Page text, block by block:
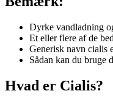
Dyrke vandladning
Et eller flere af de
Generisk navn cialis
Sådan kan du bruge
Hvad er Cialis?